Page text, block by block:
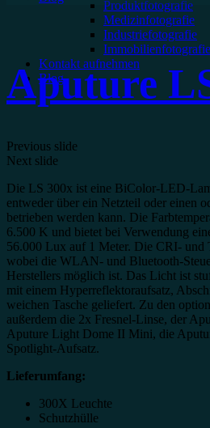
Produktfotografie
Medizinfotografie
Industriefotografie
Immobilienfotografie
Kontakt aufnehmen
Blog
Aputure
Previous slide
Next slide
Die LS 300x ist eine BiColor-LED-
entweder über ein Netzteil oder einen
betrieben werden kann. Die
6.500 K und bietet bei Verwendung
56.000 Lux auf 1 Meter. Die CRI- und
wobei die WLAN- und Bluetooth-
Herstellers möglich ist. Das Licht ist
mit einem Hyperreflektoraufsatz,
weichen Tasche geliefert. Zu den
außerdem die 2x Fresnel-Linse, der
Aputure Light Dome II Mini, die
Spotlight-Aufsatz.
Lieferumfang:
300X Leuchte
Schutzhülle